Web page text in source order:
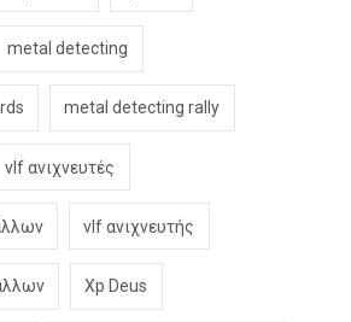
metal detecting
metal detecting rally
vlf ανιχνευτές
vlf ανιχνευτής
Xp Deus